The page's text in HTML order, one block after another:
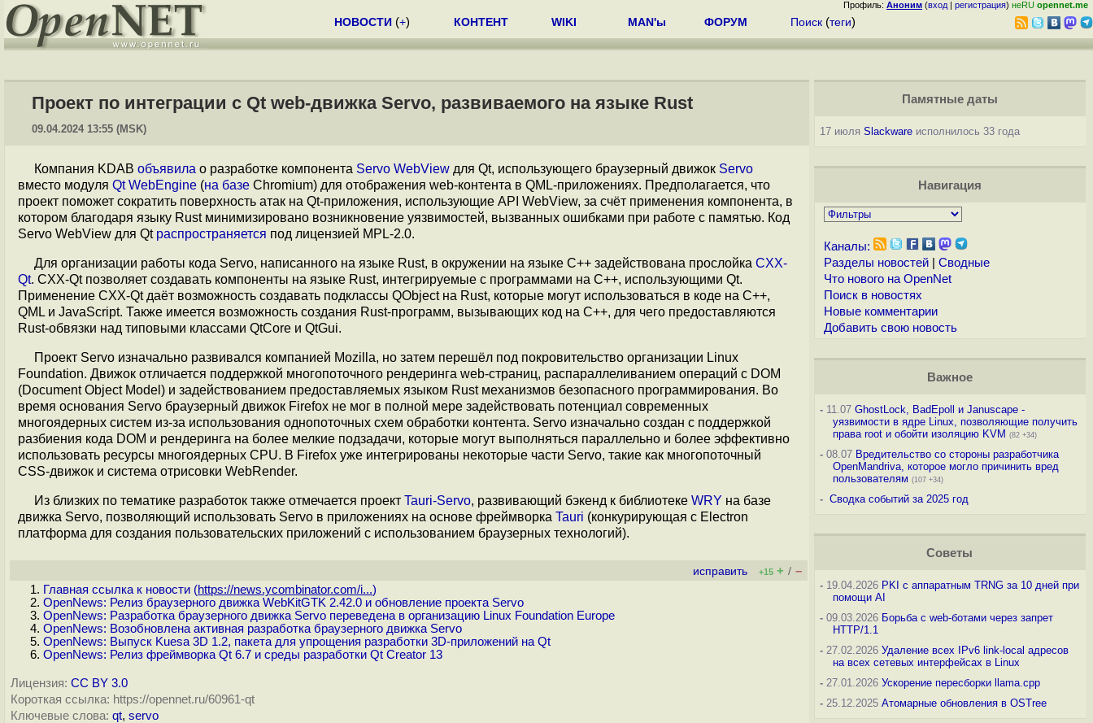
Профиль: Аноним (вход | регистрация) неRU opennet.me
НОВОСТИ (+) КОНТЕНТ WIKI MAN'ы ФОРУМ Поиск (теги)
Проект по интеграции с Qt web-движка Servo, развиваемого на языке Rust
09.04.2024 13:55 (MSK)
Компания KDAB объявила о разработке компонента Servo WebView для Qt, использующего браузерный движок Servo
вместо модуля Qt WebEngine (на базе Chromium) для отображения web-контента в QML-приложениях. Предполагается, что
проект поможет сократить поверхность атак на Qt-приложения, использующие API WebView, за счёт применения компонента, в
котором благодаря языку Rust минимизировано возникновение уязвимостей, вызванных ошибками при работе с памятью. Код
Servo WebView для Qt распространяется под лицензией MPL-2.0.
Для организации работы кода Servo, написанного на языке Rust, в окружении на языке C++ задействована прослойка CXX-
Qt. CXX-Qt позволяет создавать компоненты на языке Rust, интегрируемые с программами на С++, использующими Qt.
Применение CXX-Qt даёт возможность создавать подклассы QObject на Rust, которые могут использоваться в коде на C++,
QML и JavaScript. Также имеется возможность создания Rust-программ, вызывающих код на С++, для чего предоставляются
Rust-обвязки над типовыми классами QtCore и QtGui.
Проект Servo изначально развивался компанией Mozilla, но затем перешёл под покровительство организации Linux
Foundation. Движок отличается поддержкой многопоточного рендеринга web-страниц, распараллеливанием операций с DOM
(Document Object Model) и задействованием предоставляемых языком Rust механизмов безопасного программирования. Во
время основания Servo браузерный движок Firefox не мог в полной мере задействовать потенциал современных
многоядерных систем из-за использования однопоточных схем обработки контента. Servo изначально создан с поддержкой
разбиения кода DOM и рендеринга на более мелкие подзадачи, которые могут выполняться параллельно и более эффективно
использовать ресурсы многоядерных CPU. В Firefox уже интегрированы некоторые части Servo, такие как многопоточный
CSS-движок и система отрисовки WebRender.
Из близких по тематике разработок также отмечается проект Tauri-Servo, развивающий бэкенд к библиотеке WRY на базе
движка Servo, позволяющий использовать Servo в приложениях на основе фреймворка Tauri (конкурирующая с Electron
платформа для создания пользовательских приложений с использованием браузерных технологий).
исправить +15 + / –
Главная ссылка к новости (https://news.ycombinator.com/i...)
OpenNews: Релиз браузерного движка WebKitGTK 2.42.0 и обновление проекта Servo
OpenNews: Разработка браузерного движка Servo переведена в организацию Linux Foundation Europe
OpenNews: Возобновлена активная разработка браузерного движка Servo
OpenNews: Выпуск Kuesa 3D 1.2, пакета для упрощения разработки 3D-приложений на Qt
OpenNews: Релиз фреймворка Qt 6.7 и среды разработки Qt Creator 13
Лицензия: CC BY 3.0
Короткая ссылка: https://opennet.ru/60961-qt
Ключевые слова: qt, servo
Памятные даты
17 июля Slackwareисполнилось 33 года
Навигация
Каналы:
Разделы новостей| Сводные
Что нового на OpenNet
Поиск в новостях
Новые комментарии
Добавить свою новость
Важное
-11.07 GhostLock, BadEpoll и Januscape -
уязвимости в ядре Linux, позволяющие получить
права root и обойти изоляцию KVM (82 +34)
-08.07 Вредительство со стороны разработчика
OpenMandriva, которое могло причинить вред
пользователям (107 +34)
- Сводка событий за 2025 год
Советы
-19.04.2026 PKI с аппаратным TRNG за 10 дней при
помощи AI
-09.03.2026 Борьба с web-ботами через запрет
HTTP/1.1
-27.02.2026 Удаление всех IPv6 link-local адресов
на всех сетевых интерфейсах в Linux
-27.01.2026 Ускорение пересборки llama.cpp
-25.12.2025 Атомарные обновления в OSTree